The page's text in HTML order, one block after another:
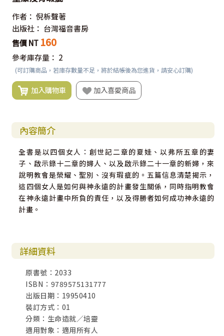
作者： 倪柝聲著
出版社： 台灣福音書房
售價 NT 160
參考庫存量： 2
(可訂購商品，若庫存數量不足，將於結帳後為您進貨，請安心訂購)
加入購物車 加入喜愛商品
內容簡介
全書是以四個女人：創世記二章的夏娃、以弗所五章的妻
子、啟示錄十二章的婦人、以及啟示錄二十一章的新婦，來
說明教會是榮耀、聖別、沒有瑕疵的。五篇信息清楚揭示，
這四個女人是如何與神永遠的計畫發生關係，同時指明教會
在神永遠計畫中所負的責任，以及得勝者如何成功神永遠的
計畫。
詳細資料
原書號：2033
ISBN：9789575131777
出版日期：19950410
裝訂方式：01
分類：生命造就／培靈
適用對象：適用所有人